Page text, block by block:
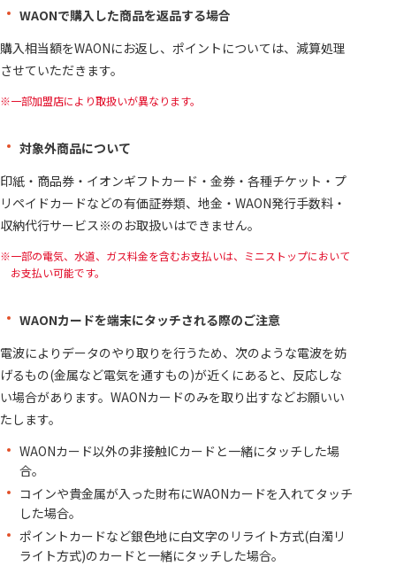
WAONで購入した商品を返品する場合
購入相当額をWAONにお返し、ポイントについては、減算処理
させていただきます。
一部加盟店により取扱いが異なります。
対象外商品について
印紙・商品券・イオンギフトカード・金券・各種チケット・プ
リペイドカードなどの有価証券類、地金・WAON発行手数料・
収納代行サービス※のお取扱いはできません。
一部の電気、水道、ガス料金を含むお支払いは、ミニストップにおいて
お支払い可能です。
WAONカードを端末にタッチされる際のご注意
電波によりデータのやり取りを行うため、次のような電波を妨
げるもの(金属など電気を通すもの)が近くにあると、反応しな
い場合があります。WAONカードのみを取り出すなどお願いい
たします。
WAONカード以外の非接触ICカードと一緒にタッチした場
合。
コインや貴金属が入った財布にWAONカードを入れてタッチ
した場合。
ポイントカードなど銀色地に白文字のリライト方式(白濁リ
ライト方式)のカードと一緒にタッチした場合。